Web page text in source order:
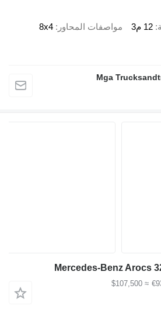
12 م3 مواصفات المحاور 8x4
Mga
≈ $107,500